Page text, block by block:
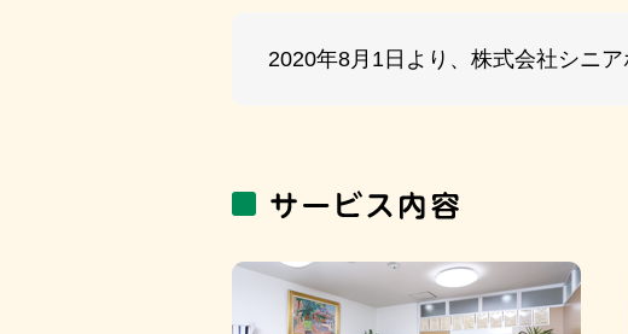
2020年8月1日より、株式会社シニ